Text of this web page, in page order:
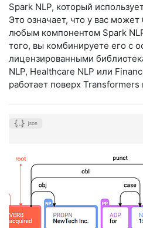
Spark NLP, который
Это означает, что у вас
любым компонентом Spark
того, вы комбинируете его с
лицензированными
NLP, Healthcare NLP или
работает поверх Transformers